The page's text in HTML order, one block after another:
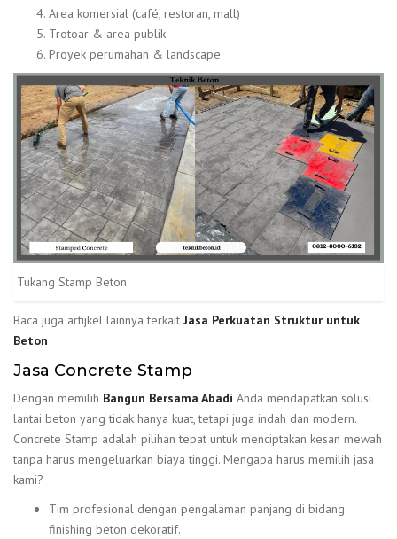
Area komersial (café, restoran, mall)
Trotoar & area publik
Proyek perumahan & landscape
Tukang Stamp Beton
Baca juga artijkel lainnya terkait Jasa Perkuatan Struktur untuk
Beton
Jasa Concrete Stamp
Dengan memilih Bangun Bersama Abadi Anda mendapatkan solusi
lantai beton yang tidak hanya kuat, tetapi juga indah dan modern.
Concrete Stamp adalah pilihan tepat untuk menciptakan kesan mewah
tanpa harus mengeluarkan biaya tinggi. Mengapa harus memilih jasa
kami?
Tim profesional dengan pengalaman panjang di bidang
finishing beton dekoratif.